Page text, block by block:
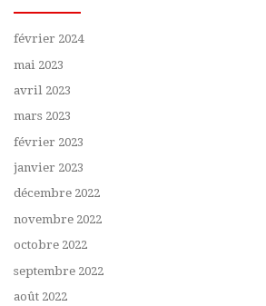
février 2024
mai 2023
avril 2023
mars 2023
février 2023
janvier 2023
décembre 2022
novembre 2022
octobre 2022
septembre 2022
août 2022